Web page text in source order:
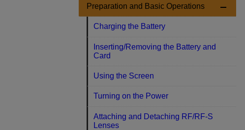
Preparation and Basic Operations
Charging the Battery
Inserting/Removing the Battery and
Card
Using the Screen
Turning on the Power
Attaching and Detaching RF/RF-S
Lenses